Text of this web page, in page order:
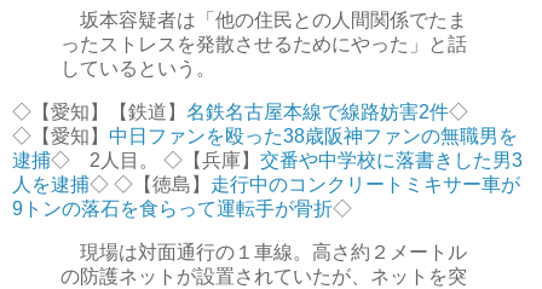
坂本容疑者は「他の住民との人間関係でたま
ったストレスを発散させるためにやった」と話
しているという。
◇【愛知】【鉄道】 名鉄名古屋本線で線路妨害2件◇
◇【愛知】 中日ファンを殴った38歳阪神ファンの無職男を
逮捕◇ 2人目。 ◇【兵庫】 交番や中学校に落書きした男3
人を逮捕◇ ◇【徳島】 走行中のコンクリートミキサー車が
9トンの落石を食らって運転手が骨折◇
現場は対面通行の１車線。高さ約２メートル
の防護ネットが設置されていたが、ネットを突